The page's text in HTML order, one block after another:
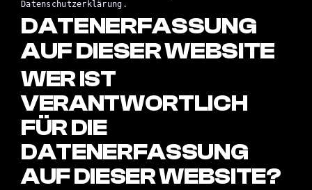
Datenschutzerklärung.
DATENERFASSUNG
AUF DIESER WEBSITE
WER IST
VERANTWORTLICH
FÜR DIE
DATENERFASSUNG
AUF DIESER WEBSITE?